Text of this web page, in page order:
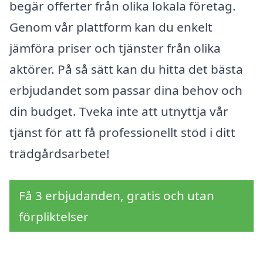
begär offerter från olika lokala företag.
Genom vår plattform kan du enkelt
jämföra priser och tjänster från olika
aktörer. På så sätt kan du hitta det bästa
erbjudandet som passar dina behov och
din budget. Tveka inte att utnyttja vår
tjänst för att få professionellt stöd i ditt
trädgårdsarbete!
Få 3 erbjudanden, gratis och utan
förpliktelser